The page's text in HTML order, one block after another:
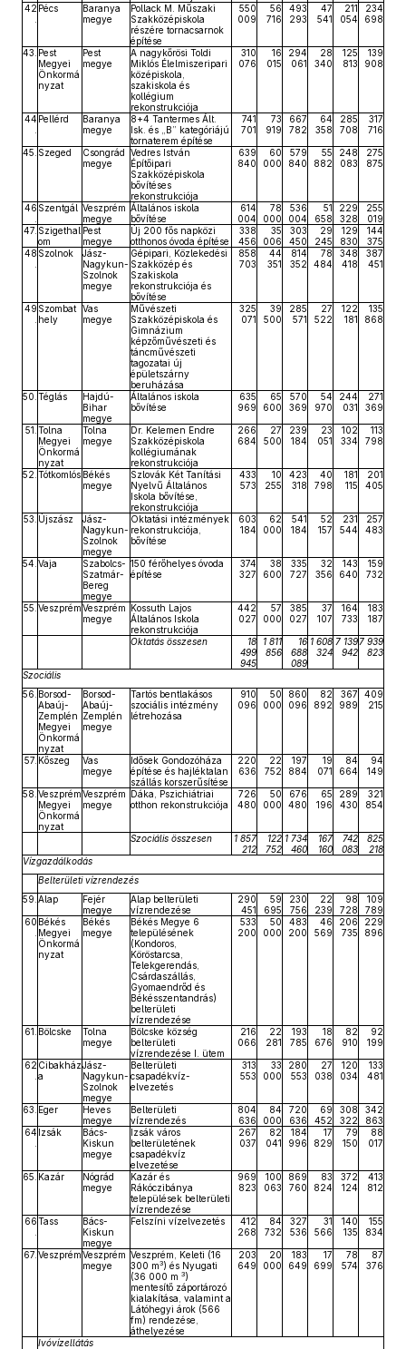
42 Pécs
Baranya
megye
Pollack M. Műszaki
Szakközépiskola
részére tornacsarnok
építése
550
009
56
716
493
293
47
541
211
054
234
698
43. Pest
Megyei
Önkormá
nyzat
Pest
megye
A nagykőrösi Toldi
Miklós Élelmiszeripari
középiskola,
szakiskola és
kollégium
rekonstrukciója
310
076
16
015
294
061
28
340
125
813
139
908
44 Pellérd
Baranya
megye
8+4 Tantermes Ált.
Isk. és „B” kategóriájú
tornaterem építése
741
701
73
919
667
782
64
358
285
708
317
716
45. Szeged
Csongrád
megye
Vedres István
Építőipari
Szakközépiskola
bővítéses
rekonstrukciója
639
840
60
000
579
840
55
882
248
083
275
875
46 Szentgál Veszprém
megye
Általános iskola
bővítése
614
004
78
000
536
004
51
658
229
328
255
019
47. Szigethal
om
Pest
megye
Új 200 fős napközi
otthonos óvoda építése
338
456
35
006
303
450
29
245
129
830
144
375
48 Szolnok
Jász-
Nagykun-
Szolnok
megye
Gépipari, Közlekedési
Szakközép és
Szakiskola
rekonstrukciója és
bővítése
858
703
44
351
814
352
78
484
348
418
387
451
49 Szombat
hely
Vas
megye
Művészeti
Szakközépiskola és
Gimnázium
képzőművészeti és
táncművészeti
tagozatai új
épületszárny
beruházása
325
071
39
500
285
571
27
522
122
181
135
868
50. Téglás
Hajdú-
Bihar
megye
Általános iskola
bővítése
635
969
65
600
570
369
54
970
244
031
271
369
51. Tolna
Megyei
Önkormá
nyzat
Tolna
megye
Dr. Kelemen Endre
Szakközépiskola
kollégiumának
rekonstrukciója
266
684
27
500
239
184
23
051
102
334
113
798
52. Tótkomlós Békés
megye
Szlovák Két Tanítási
Nyelvű Általános
Iskola bővítése,
rekonstrukciója
433
573
10
255
423
318
40
798
181
115
201
405
53. Újszász
Jász-
Nagykun-
Szolnok
megye
Oktatási intézmények
rekonstrukciója,
bővítése
603
184
62
000
541
184
52
157
231
544
257
483
54. Vaja
Szabolcs-
Szatmár-
Bereg
megye
150 férőhelyes óvoda
építése
374
327
38
600
335
727
32
356
143
640
159
732
55. VeszprémVeszprém
megye
Kossuth Lajos
Általános Iskola
rekonstrukciója
442
027
57
000
385
027
37
107
164
733
183
187
Oktatás összesen
18
499
945
1 811
856
16
688
089
1 608
324
7 139
942
7 939
823
Szociális
56. Borsod-
Abaúj-
Zemplén
Megyei
Önkormá
nyzat
Borsod-
Abaúj-
Zemplén
megye
Tartós bentlakásos
szociális intézmény
létrehozása
910
096
50
000
860
096
82
892
367
989
409
215
57. Kőszeg
Vas
megye
Idősek Gondozóháza
építése és hajléktalan
szállás korszerűsítése
220
636
22
752
197
884
19
071
84
664
94
149
58. Veszprém
Megyei
Önkormá
nyzat
Veszprém
megye
Dáka, Pszichiátriai
otthon rekonstrukciója
726
480
50
000
676
480
65
196
289
430
321
854
Szociális összesen
1 857
212
122
752
1 734
460
167
160
742
083
825
218
Vízgazdálkodás
Belterületi vízrendezés
59. Alap
Fejér
megye
Alap belterületi
vízrendezése
290
451
59
695
230
756
22
239
98
728
109
789
60 Békés
Megyei
Önkormá
nyzat
Békés
megye
Békés Megye 6
településének
(Kondoros,
Köröstarcsa,
Telekgerendás,
Csárdaszállás,
Gyomaendrőd és
Békésszentandrás)
belterületi
vízrendezése
533
200
50
000
483
200
46
569
206
735
229
896
61. Bölcske
Tolna
megye
Bölcske község
belterületi
vízrendezése I. ütem
216
066
22
281
193
785
18
676
82
910
92
199
62 Cibakház
a
Jász-
Nagykun-
Szolnok
megye
Belterületi
csapadékvíz-
elvezetés
313
553
33
000
280
553
27
038
120
034
133
481
63. Eger
Heves
megye
Belterületi
vízrendezés
804
636
84
000
720
636
69
452
308
322
342
863
64 Izsák
Bács-
Kiskun
megye
Izsák város
belterületének
csapadékvíz
elvezetése
267
037
82
041
184
996
17
829
79
150
88
017
65. Kazár
Nógrád
megye
Kazár és
Rákóczibánya
települések belterületi
vízrendezése
969
823
100
063
869
760
83
824
372
124
413
812
66Tass
Bács-
Kiskun
megye
Felszíni vízelvezetés
412
268
84
732
327
536
31
566
140
135
155
834
67. VeszprémVeszprém
megye
Veszprém, Keleti (16
300 m3) és Nyugati
(36 000 m 3)
mentesítő záportározó
kialakítása, valamint a
Látóhegyi árok (566
fm) rendezése,
áthelyezése
203
649
20
000
183
649
17
699
78
574
87
376
Ivóvízellátás